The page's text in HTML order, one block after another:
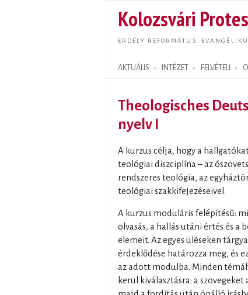
Kolozsvári
ERDÉLY REFORMÁTUS,
AKTUÁLIS INTÉZET FELVÉTELI
Search form
Theologisches
nyelv I
A kurzus célja, hogy a
teológiai diszciplína – az
rendszeres teológia, az
teológiai szakkifejezéseivel.
A kurzus moduláris felépítésű:
olvasás, a hallás utáni értés és a
elemeit. Az egyes üléseken
érdeklődése határozza meg, és
az adott modulba. Minden
kerül kiválasztásra: a